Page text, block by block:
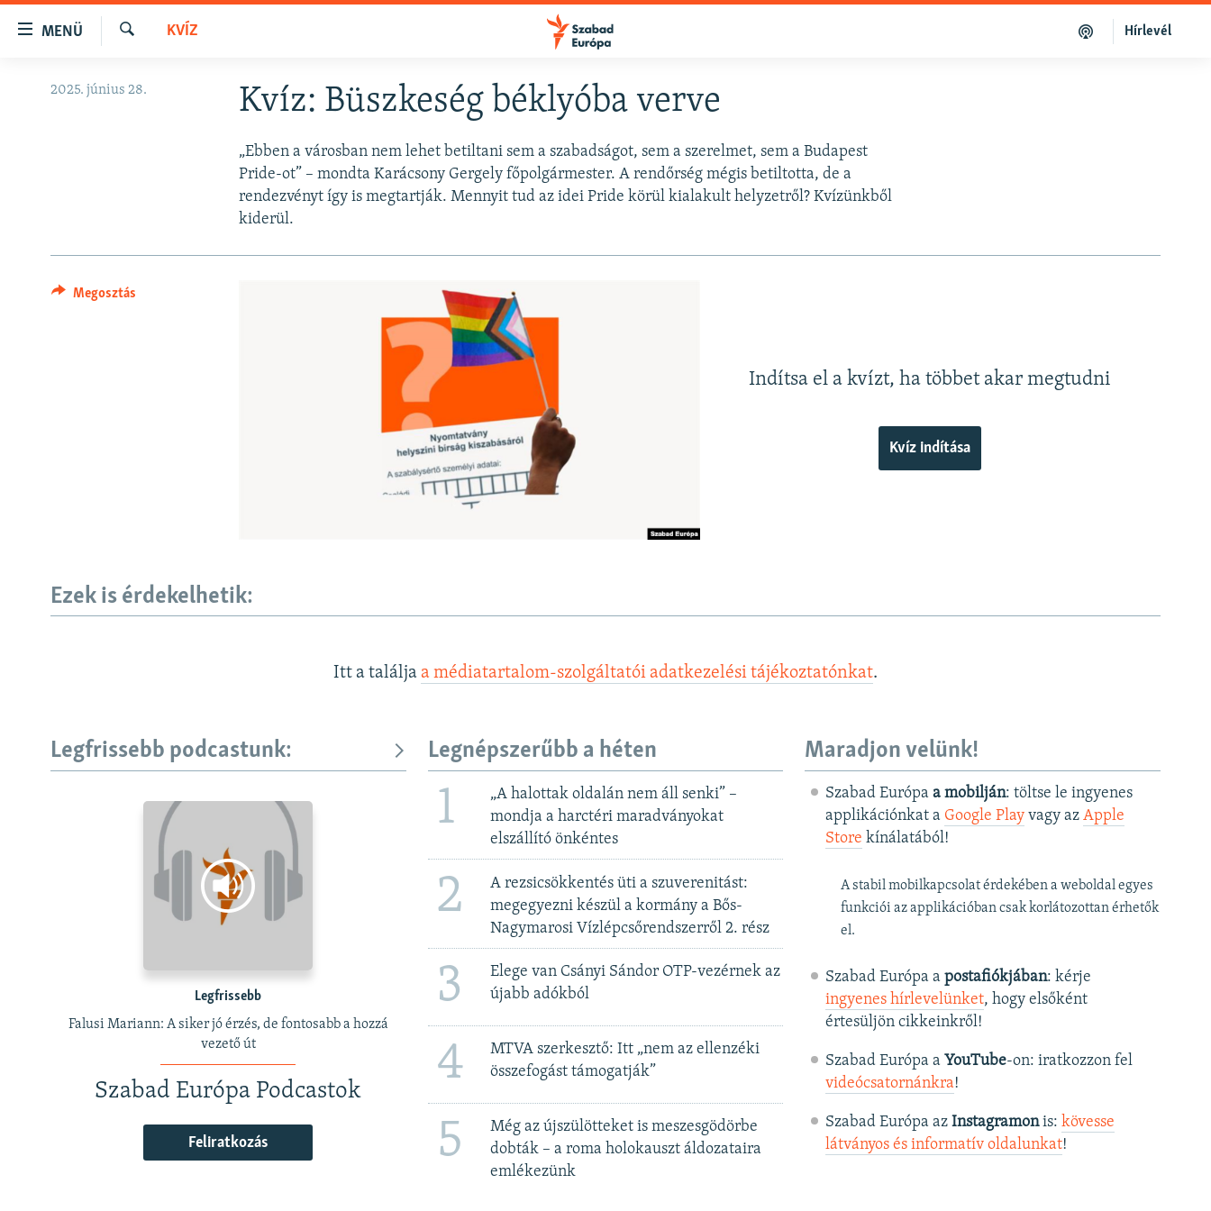
Akadálymentes
MENÜ
NAPIRENDEN
KVÍZ Hírlevél
Kvíz: Büszkeség béklyóba verve
2025. június 28.
„Ebben a városban nem lehet betiltani sem a szabadságot, sem a szerelmet, sem a Budapest
Pride-ot” – mondta Karácsony Gergely főpolgármester. A rendőrség mégis betiltotta, de a
rendezvényt így is megtartják. Mennyit tud az idei Pride körül kialakult helyzetről? Kvízünkből
kiderül.
Indítsa el a kvízt, ha többet akar megtudni
Kvíz indítása
Megosztás
Ezek is érdekelhetik:
Itt a találja a médiatartalom-szolgáltatói adatkezelési tájékoztatónkat.
Legfrissebb podcastunk:
Legfrissebb
Falusi Mariann: A siker jó érzés, de fontosabb a hozzá
vezető út
Szabad Európa Podcastok
Feliratkozás
FELIRATKOZÁS
Legnépszerűbb a héten
1
„A halottak oldalán nem áll senki” –
mondja a harctéri maradványokat
elszállító önkéntes
2
A rezsicsökkentés üti a szuverenitást:
megegyezni készül a kormány a Bős-
Nagymarosi Vízlépcsőrendszerről 2. rész
3
Elege van Csányi Sándor OTP-vezérnek az
újabb adókból
4
MTVA szerkesztő: Itt „nem az ellenzéki
összefogást támogatják”
5
Még az újszülötteket is meszesgödörbe
dobták – a roma holokauszt áldozataira
emlékezünk
Maradjon velünk!
Szabad Európa a mobilján: töltse le ingyenes
applikációnkat a Google Playvagy az Apple
Store kínálatából!
A stabil mobilkapcsolat érdekében a weboldal egyes
funkciói az applikációban csak korlátozottan érhetők
el.
Szabad Európa a postafiókjában: kérje
ingyenes hírlevelünket, hogy elsőként
értesüljön cikkeinkről!
Szabad Európa a YouTube-on: iratkozzon fel
videócsatornánkra!
Szabad Európa az Instagramonis: kövesse
látványos és informatív oldalunkat! ​